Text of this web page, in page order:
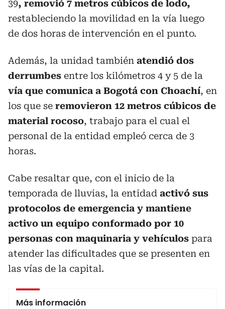
39, removió 7 metros cúbicos de lodo,
restableciendo la movilidad en la vía luego
de dos horas de intervención en el punto.
Además, la unidad también atendió dos
derrumbes entre los kilómetros 4 y 5 de la
vía que comunica a Bogotá con Choachí, en
los que se removieron 12 metros cúbicos de
material rocoso, trabajo para el cual el
personal de la entidad empleó cerca de 3
horas.
Cabe resaltar que, con el inicio de la
temporada de lluvias, la entidad activó sus
protocolos de emergencia y mantiene
activo un equipo conformado por 10
personas con maquinaria y vehículos para
atender las dificultades que se presenten en
las vías de la capital.
Más información